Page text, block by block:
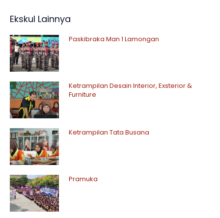
Ekskul Lainnya
Paskibraka Man 1 Lamongan
Ketrampilan Desain Interior, Exsterior &
Furniture
Ketrampilan Tata Busana
Pramuka